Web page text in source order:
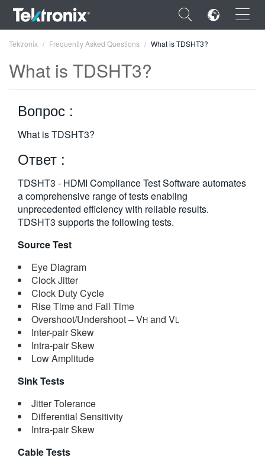
×
ENGLISH
FRANÇAIS
DEUTSCH
VIỆT NAM
简体中文
繁體中文
Tektronix Frequently Asked Questions What is TDSHT3?
What is TDSHT3?
Вопрос :
What is TDSHT3?
Ответ :
TDSHT3 - HDMI Compliance Test Software automates
a comprehensive range of tests enabling
unprecedented efficiency with reliable results.
TDSHT3 supports the following tests.
Source Test
Eye Diagram
Clock Jitter
Clock Duty Cycle
Rise Time and Fall Time
Overshoot/Undershoot – VH and VL
Inter-pair Skew
Intra-pair Skew
Low Amplitude
Sink Tests
Jitter Tolerance
Differential Sensitivity
Intra-pair Skew
Cable Tests